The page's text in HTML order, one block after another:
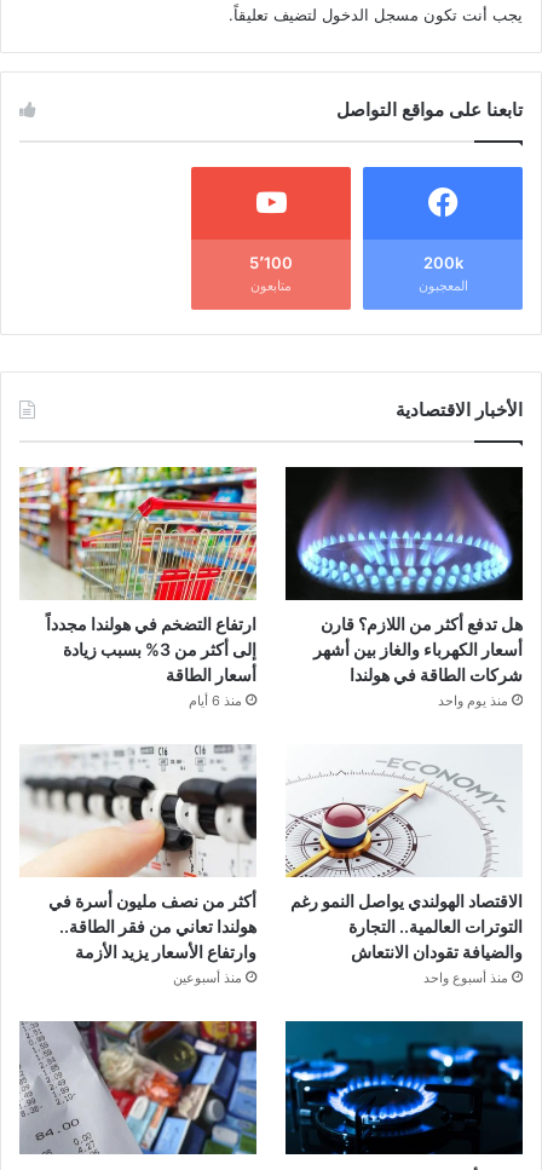
يجب أنت تكون مسجل الدخول لتضيف تعليقاً.
تابعنا على مواقع التواصل
200k
المعجبون
5٬100
متابعون
الأخبار الاقتصادية
هل تدفع أكثر من اللازم؟ قارن
أسعار الكهرباء والغاز بين أشهر
شركات الطاقة في هولندا
منذ يوم واحد
ارتفاع التضخم في هولندا مجدداً
إلى أكثر من 3% بسبب زيادة
أسعار الطاقة
منذ 6 أيام
الاقتصاد الهولندي يواصل النمو رغم
التوترات العالمية.. التجارة
والضيافة تقودان الانتعاش
منذ أسبوع واحد
أكثر من نصف مليون أسرة في
هولندا تعاني من فقر الطاقة..
وارتفاع الأسعار يزيد الأزمة
منذ أسبوعين